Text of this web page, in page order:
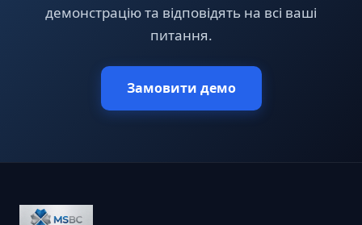
демонстрацію та відповідять на всі ваші
питання.
Замовити демо